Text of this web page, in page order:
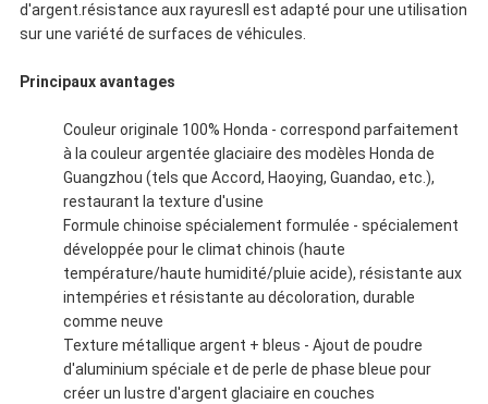
d'argent.résistance aux rayuresIl est adapté pour une utilisation
sur une variété de surfaces de véhicules.
Principaux avantages
Couleur originale 100% Honda - correspond parfaitement
à la couleur argentée glaciaire des modèles Honda de
Guangzhou (tels que Accord, Haoying, Guandao, etc.),
restaurant la texture d'usine
Formule chinoise spécialement formulée - spécialement
développée pour le climat chinois (haute
température/haute humidité/pluie acide), résistante aux
intempéries et résistante au décoloration, durable
comme neuve
Texture métallique argent + bleus - Ajout de poudre
d'aluminium spéciale et de perle de phase bleue pour
créer un lustre d'argent glaciaire en couches